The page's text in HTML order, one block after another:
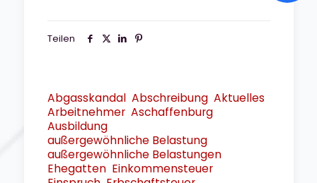
Teilen
Abgasskandal Abschreibung Aktuelles
Arbeitnehmer Aschaffenburg
Ausbildung
außergewöhnliche Belastung
außergewöhnliche Belastungen
Ehegatten Einkommensteuer